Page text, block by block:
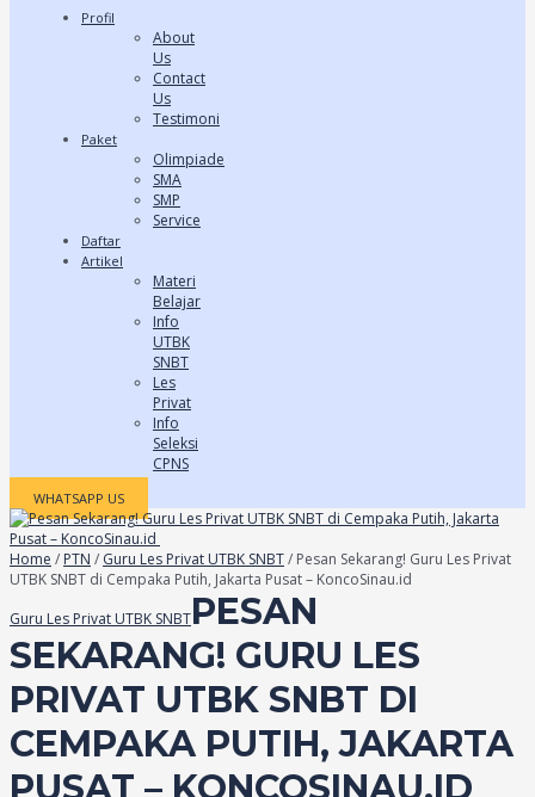
Profil
About
Us
Contact
Us
Testimoni
Paket
Olimpiade
SMA
SMP
Service
Daftar
Artikel
Materi
Belajar
Info
UTBK
SNBT
Les
Privat
Info
Seleksi
CPNS
WHATSAPP US
Home / PTN / Guru Les Privat UTBK SNBT/ Pesan Sekarang! Guru Les Privat
UTBK SNBT di Cempaka Putih, Jakarta Pusat – KoncoSinau.id
Guru Les Privat UTBK SNBTPESAN
SEKARANG! GURU LES
PRIVAT UTBK SNBT DI
CEMPAKA PUTIH, JAKARTA
PUSAT – KONCOSINAU.ID